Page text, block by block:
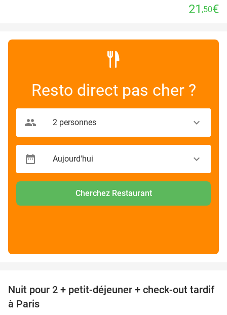
21 ,50€
Resto direct pas cher ?
Cherchez Restaurant
62%
Nuit pour 2 + petit-déjeuner + check-out tardif
à Paris